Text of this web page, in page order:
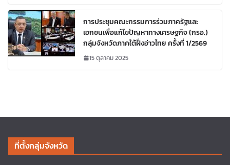
การประชุมคณะกรรมการร่วมภาครัฐและ
เอกชนเพื่อแก้ไขปัญหาทางเศรษฐกิจ (กรอ.)
กลุ่มจังหวัดภาคใต้ฝั่งอ่าวไทย ครั้งที่ 1/2569
15 ตุลาคม 2025
ที่ตั้งกลุ่มจังหวัด